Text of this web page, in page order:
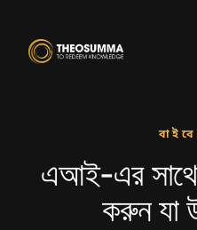
ডাউনলোড করুন
App Store
প্রাপ্য এখানে
Google Play
বা
এআই-এর সাথে
করুন যা